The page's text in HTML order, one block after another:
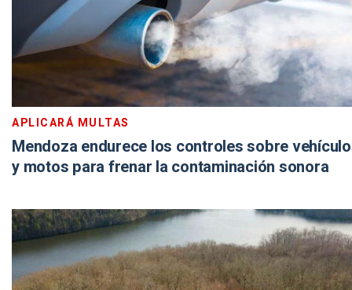
APLICARÁ MULTAS
Mendoza endurece los controles sobre
y motos para frenar la contaminación sonora